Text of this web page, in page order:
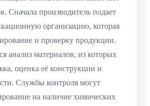
Сначала производитель подает
организацию, которая
и проверку продукции.
анализ материалов, из которых
оценка её конструкции и
Службы контроля могут
на наличие химических